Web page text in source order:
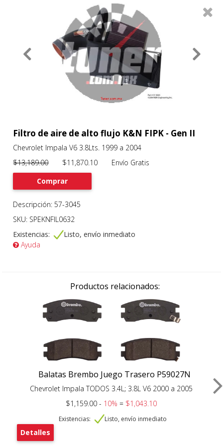
About
Services
Filtros 0
Previous
Filtro de aire de alto flujo K&N FIPK - Gen II
Chevrolet Impala V6 3.8Lts. 1999 a 2004
$13,189.00$11,870.10 Envío Gratis
Comprar
Descripción: 57-3045
SKU: SPEKNFIL0632
Existencias:
Listo, envío inmediato
Ayuda
Productos relacionados:
Balatas Brembo Juego Trasero P59027N
Chevrolet Impala TODOS 3.4L; 3.8L V6 2000 a 2005
$1,159.00 - 10%= $1,043.10
Existencias: Listo, envío inmediato
Detalles